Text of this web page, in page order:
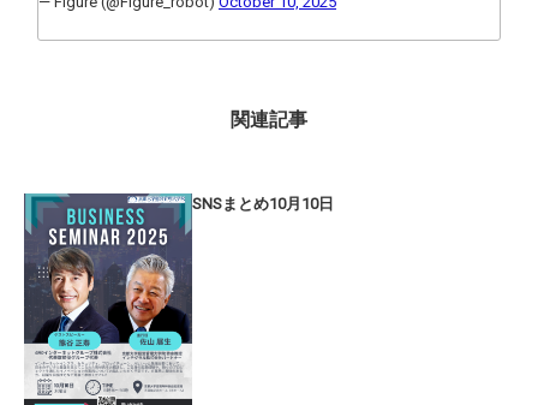
関連記事
SNSまとめ10月10日